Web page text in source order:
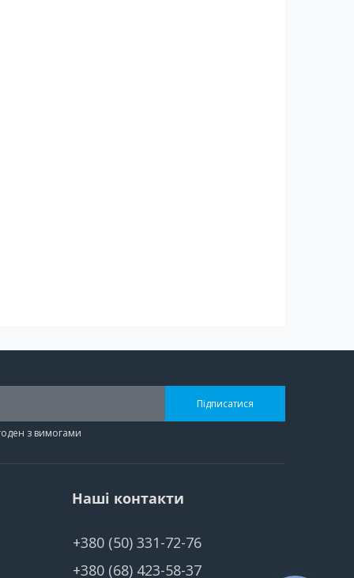
Підписатися
з вимогами
Наші контакти
+380 (50) 331-72-76
+380 (68) 423-58-37